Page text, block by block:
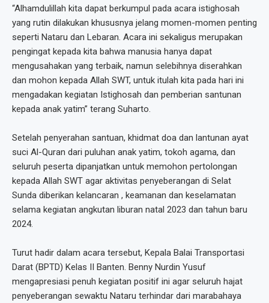
“Alhamdulillah kita dapat berkumpul pada acara istighosah
yang rutin dilakukan khususnya jelang momen-momen penting
seperti Nataru dan Lebaran. Acara ini sekaligus merupakan
pengingat kepada kita bahwa manusia hanya dapat
mengusahakan yang terbaik, namun selebihnya diserahkan
dan mohon kepada Allah SWT, untuk itulah kita pada hari ini
mengadakan kegiatan Istighosah dan pemberian santunan
kepada anak yatim” terang Suharto.
Setelah penyerahan santuan, khidmat doa dan lantunan ayat
suci Al-Quran dari puluhan anak yatim, tokoh agama, dan
seluruh peserta dipanjatkan untuk memohon pertolongan
kepada Allah SWT agar aktivitas penyeberangan di Selat
Sunda diberikan kelancaran , keamanan dan keselamatan
selama kegiatan angkutan liburan natal 2023 dan tahun baru
2024.
Turut hadir dalam acara tersebut, Kepala Balai Transportasi
Darat (BPTD) Kelas II Banten. Benny Nurdin Yusuf
mengapresiasi penuh kegiatan positif ini agar seluruh hajat
penyeberangan sewaktu Nataru terhindar dari marabahaya